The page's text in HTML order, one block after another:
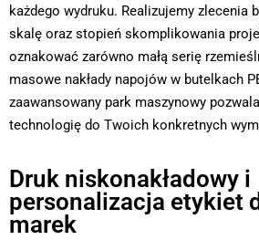
każdego wydruku. Realizujemy zlecenia
skalę oraz stopień skomplikowania
oznakować zarówno małą serię
masowe nakłady napojów w butelkach
zaawansowany park maszynowy
technologię do Twoich konkretnych
Druk niskonakładowy i
personalizacja etykiet
marek